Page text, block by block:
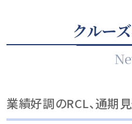
クルー
業績好調のRCL、通期